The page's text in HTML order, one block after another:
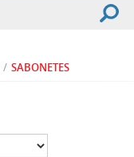
/ SABONETES